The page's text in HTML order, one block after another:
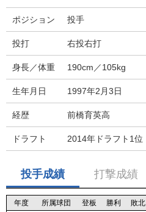
ポジション 投手
投打 右投右打
身長／体重 190cm／105kg
生年月日 1997年2月3日
経歴 前橋育英高
ドラフト 2014年ドラフト1位
投手成績 打撃成績
年度 所属球団 登板 勝利 敗北
年度 所属球団 登板 勝利 敗北
年度 所属球団 登板 勝利 敗北
年度 所属球団 登板 勝利 敗北